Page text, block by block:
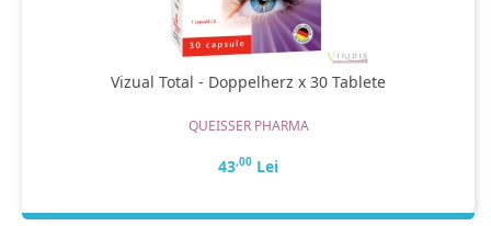
Vizual Total - Doppelherz x 30 Tablete
QUEISSER PHARMA
43,00 Lei